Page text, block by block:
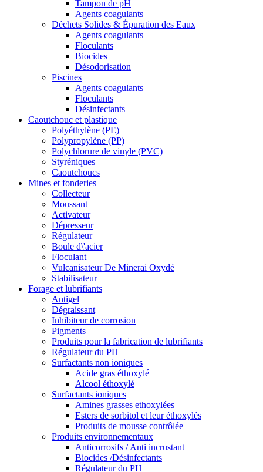
Tampon de pH
Agents coagulants
Déchets Solides & Épuration des Eaux
Agents coagulants
Floculants
Biocides
Désodorisation
Piscines
Agents coagulants
Floculants
Désinfectants
Caoutchouc et plastique
Polyéthylène (PE)
Polypropylène (PP)
Polychlorure de vinyle (PVC)
Styréniques
Caoutchoucs
Mines et fonderies
Collecteur
Moussant
Activateur
Dépresseur
Régulateur
Boule d\'acier
Floculant
Vulcanisateur De Minerai Oxydé
Stabilisateur
Forage et lubrifiants
Antigel
Dégraissant
Inhibiteur de corrosion
Pigments
Produits pour la fabrication de lubrifiants
Régulateur du PH
Surfactants non ioniques
Acide gras éthoxylé
Alcool éthoxylé
Surfactants ioniques
Amines grasses ethoxylées
Esters de sorbitol et leur éthoxylés
Produits de mousse contrôlée
Produits environnementaux
Anticorrosifs / Anti incrustant
Biocides /Désinfectants
Régulateur du PH